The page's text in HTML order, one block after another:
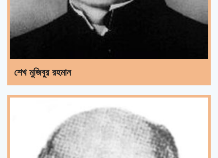
শেখ মুজিবুর রহমান